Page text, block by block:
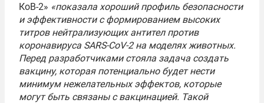
КоВ-2» «показала хороший профиль безопасности
и эффективности с формированием высоких
титров нейтрализующих антител против
коронавируса SARS-CoV-2 на моделях животных.
Перед разработчиками стояла задача создать
вакцину, которая потенциально будет нести
минимум нежелательных эффектов, которые
могут быть связаны с вакцинацией. Такой